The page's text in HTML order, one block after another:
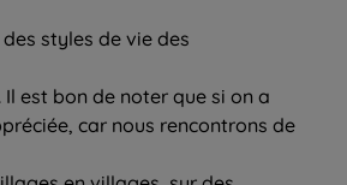
styles de vie des
est bon de noter que si on a
car nous rencontrons de